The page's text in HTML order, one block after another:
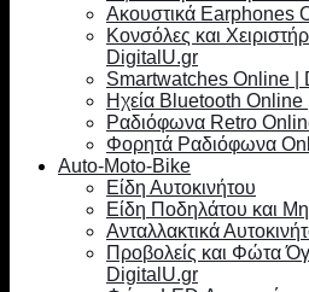
Ακουστικά Earphones
Κονσόλες και
DigitalU.gr
Smartwatches Online |
Ηχεία Bluetooth
Ραδιόφωνα Retro
Φορητά Ραδιόφωνα
Auto-Moto-Bike
Είδη Αυτοκινήτου
Είδη Ποδηλάτου και
Ανταλλακτικά
Προβολείς και Φώτα
DigitalU.gr